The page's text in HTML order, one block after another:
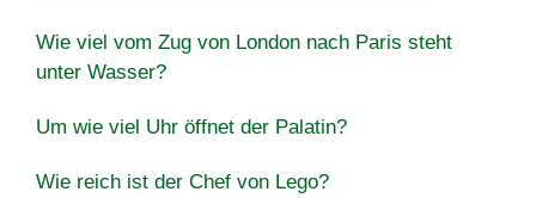
Wie viel vom Zug von London nach Paris steht
unter Wasser?
Um wie viel Uhr öffnet der Palatin?
Wie reich ist der Chef von Lego?